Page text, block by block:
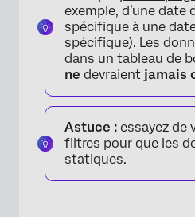
exemple, d’une date
spécifique à une
spécifique). Les
dans un tableau de
ne devraient jamais
Astuce : essayez de
filtres pour que les
statiques.